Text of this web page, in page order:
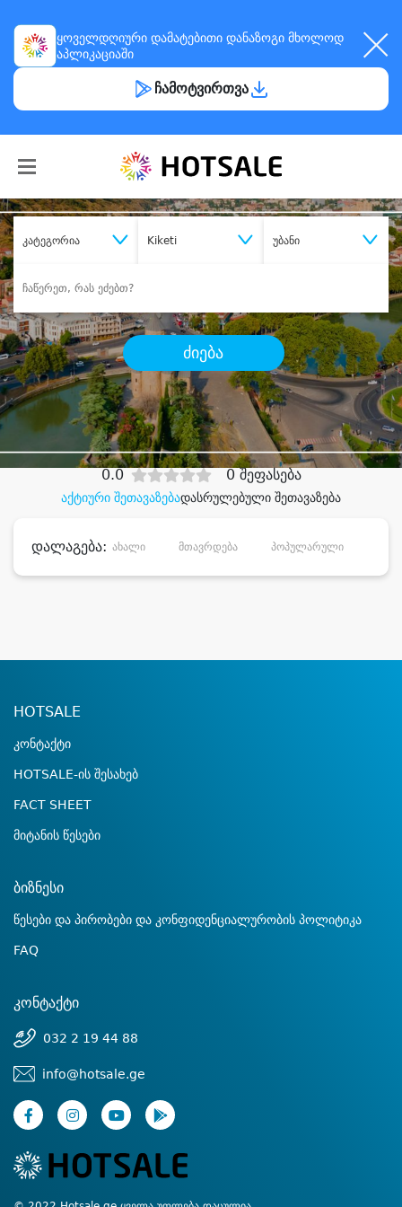
ყოველდღიური დამატებითი დანაზოგი მხოლოდ
აპლიკაციაში
ჩამოტვირთვა
კატეგორია Kiketi უბანი
ძიება
შეიძინესასურველი მომსახურება
დიდი დანაზოგით
აქტიური შეთავაზებადასრულებული შეთავაზება
0.0 0 შეფასება
დალაგება: ახალი მთავრდება პოპულარული
HOTSALE
კონტაქტი
HOTSALE-ის შესახებ
FACT SHEET
მიტანის წესები
ბიზნესი
წესები და პირობები და კონფიდენციალურობის პოლიტიკა
FAQ
კონტაქტი
032 2 19 44 88
info@hotsale.ge